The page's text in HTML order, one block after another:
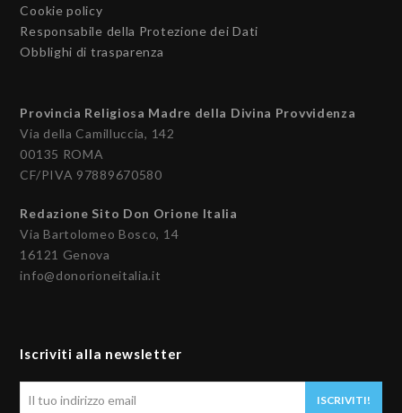
Cookie policy
Responsabile della Protezione dei Dati
Obblighi di trasparenza
Provincia Religiosa Madre della Divina Provvidenza
Via della Camilluccia, 142
00135 ROMA
CF/PIVA 97889670580
Redazione Sito Don Orione Italia
Via Bartolomeo Bosco, 14
16121 Genova
info@donorioneitalia.it
Iscriviti alla newsletter
ISCRIVITI!